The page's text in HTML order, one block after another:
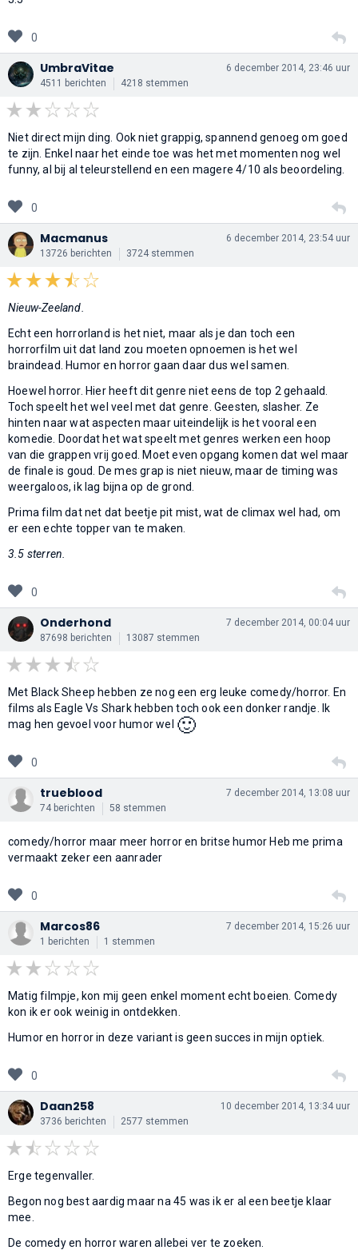
0
UmbraVitae
4511 berichten 4218 stemmen
6 december 2014, 23:46 uur
Niet direct mijn ding. Ook niet grappig, spannend genoeg om goed
te zijn. Enkel naar het einde toe was het met momenten nog wel
funny, al bij al teleurstellend en een magere 4/10 als beoordeling.
0
Macmanus
13726 berichten 3724 stemmen
6 december 2014, 23:54 uur
Nieuw-Zeeland.
Echt een horrorland is het niet, maar als je dan toch een
horrorfilm uit dat land zou moeten opnoemen is het wel
braindead. Humor en horror gaan daar dus wel samen.
Hoewel horror. Hier heeft dit genre niet eens de top 2 gehaald.
Toch speelt het wel veel met dat genre. Geesten, slasher. Ze
hinten naar wat aspecten maar uiteindelijk is het vooral een
komedie. Doordat het wat speelt met genres werken een hoop
van die grappen vrij goed. Moet even opgang komen dat wel maar
de finale is goud. De mes grap is niet nieuw, maar de timing was
weergaloos, ik lag bijna op de grond.
Prima film dat net dat beetje pit mist, wat de climax wel had, om
er een echte topper van te maken.
3.5 sterren.
0
Onderhond
87698 berichten 13087 stemmen
7 december 2014, 00:04 uur
Met Black Sheep hebben ze nog een erg leuke comedy/horror. En
films als Eagle Vs Shark hebben toch ook een donker randje. Ik
mag hen gevoel voor humor wel 🙂
0
trueblood
74 berichten 58 stemmen
7 december 2014, 13:08 uur
comedy/horror maar meer horror en britse humor Heb me prima
vermaakt zeker een aanrader
0
Marcos86
1 berichten 1 stemmen
7 december 2014, 15:26 uur
Matig filmpje, kon mij geen enkel moment echt boeien. Comedy
kon ik er ook weinig in ontdekken.
Humor en horror in deze variant is geen succes in mijn optiek.
0
Daan258
3736 berichten 2577 stemmen
10 december 2014, 13:34 uur
Erge tegenvaller.
Begon nog best aardig maar na 45 was ik er al een beetje klaar
mee.
De comedy en horror waren allebei ver te zoeken.